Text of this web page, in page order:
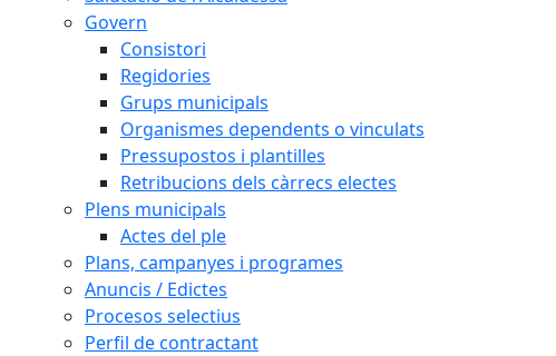
Govern
Consistori
Regidories
Grups municipals
Organismes dependents o vinculats
Pressupostos i plantilles
Retribucions dels càrrecs electes
Plens municipals
Actes del ple
Plans, campanyes i programes
Anuncis / Edictes
Procesos selectius
Perfil de contractant